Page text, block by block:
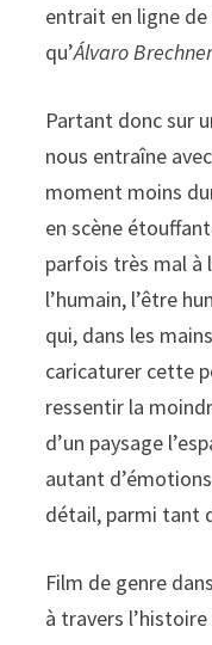
entrait en ligne de
qu’Álvaro
Partant donc sur
nous entraîne
moment moins
en scène
parfois très mal à
l’humain, l’être
qui, dans les
caricaturer cette
ressentir la
d’un paysage
autant
détail, parmi tant
Film de genre
à travers